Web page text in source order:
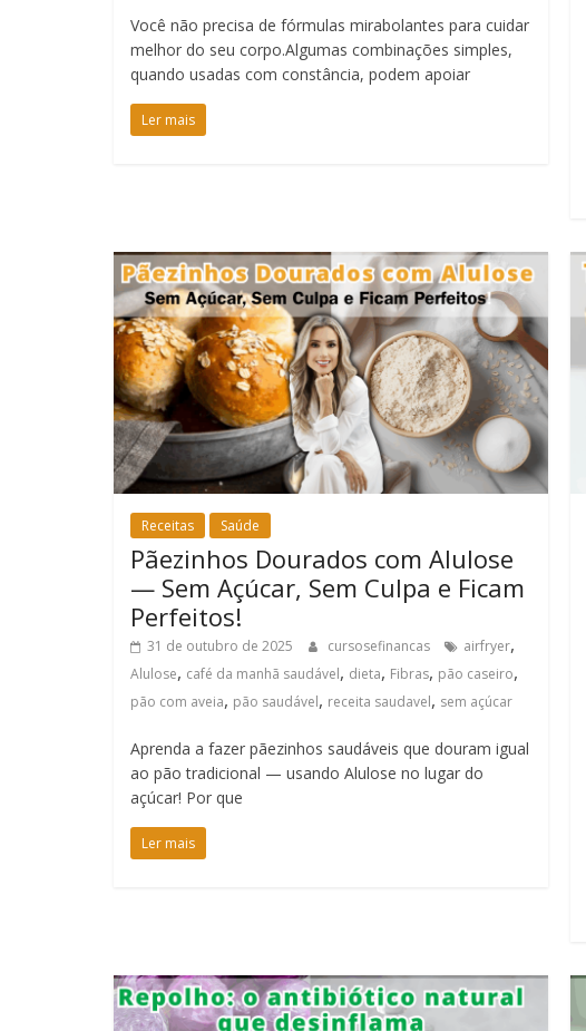
Você não precisa de fórmulas mirabolantes para cuidar
melhor do seu corpo.Algumas combinações simples,
quando usadas com constância, podem apoiar
Ler mais
Receitas Saúde
Pãezinhos Dourados com Alulose
— Sem Açúcar, Sem Culpa e Ficam
Perfeitos!
31 de outubro de 2025 cursosefinancas airfryer,
Alulose, café da manhã saudável, dieta, Fibras, pão caseiro,
pão com aveia, pão saudável, receita saudavel, sem açúcar
Aprenda a fazer pãezinhos saudáveis que douram igual
ao pão tradicional — usando Alulose no lugar do
açúcar! Por que
Ler mais